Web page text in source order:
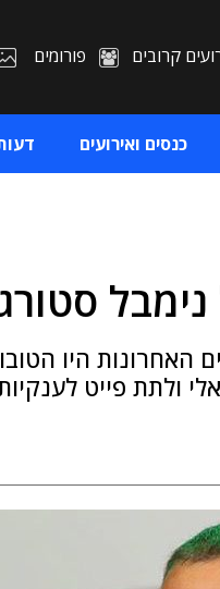
קרובים פורומים
כנסים ואירועים
האחרונות היו
ולתת פייט